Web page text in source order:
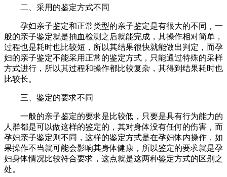
二、采用的鉴定方式不同
孕妇亲子鉴定和正常类型的亲子鉴定是有很大的不同，一
般的亲子鉴定就是抽血检测之后就能完成，其操作相对简单，
过程也是耗时也比较短，所以其结果很快就能做出判定，而孕
妇的亲子鉴定不能采用正常的鉴定方式，只能通过特殊的采样
方式进行，所以其过程和操作都比较复杂，其得到结果耗时也
比较长。
三、鉴定的要求不同
一般的亲子鉴定的要求是比较低，只要是具有行为能力的
人群都是可以做这样的鉴定的，其对身体没有任何的伤害，而
孕妇亲子鉴定则不同，这样的鉴定方式是在孕妇体内操作，如
果操作不当就可能会影响其身体健康，所以鉴定的要求就是孕
妇身体情况比较符合要求，这点就是这两种鉴定方式的区别之
处。